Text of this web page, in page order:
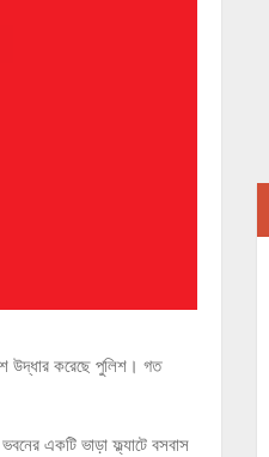
উদ্ধার করেছে পুলিশ। গত
একটি ভাড়া ফ্ল্যাটে বসবাস